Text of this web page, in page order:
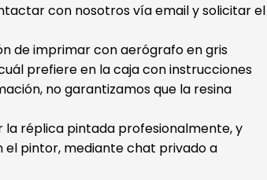
con nosotros vía email y solicitar el
de imprimar con aerógrafo en gris
prefiere en la caja con instrucciones
no garantizamos que la resina
réplica pintada profesionalmente, y
el pintor, mediante chat privado a